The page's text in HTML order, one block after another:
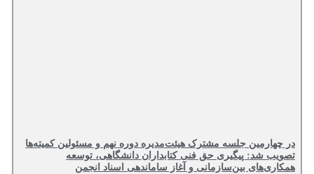
در چهارمین جلسه مشترک هیئت‌مدیره دوره نهم و مسئولین کمیته‌ها
تصویب شد: پیگیری حق فنی کتابداران دانشگاهی، توسعه
همکاری‌های بین‌سازمانی و آغاز ساماندهی اسناد انجمن